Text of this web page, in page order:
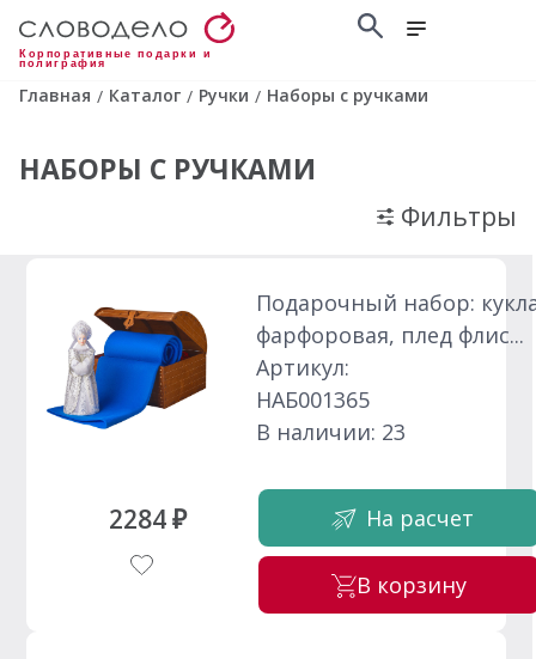
Корпоративные подарки и
полиграфия
Главная / Каталог / Ручки / Наборы с ручками
НАБОРЫ С РУЧКАМИ
Фильтры
2284 ₽
Подарочный набор:
фарфоровая, плед флис...
Артикул:
НАБ001365
В наличии: 23
На расчет
В корзину